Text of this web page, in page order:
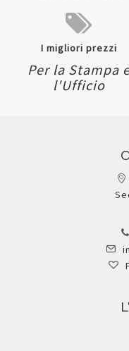
I migliori prezzi
Per la Stampa
l'Ufficio